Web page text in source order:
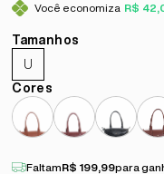
Você economiza R$
U
FaltamR$ 199,99para